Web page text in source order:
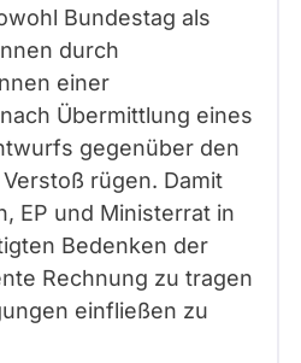
Bundestag als
durch
einer
Übermittlung eines
gegenüber den
rügen. Damit
EP und Ministerrat in
Bedenken der
Rechnung zu tragen
einfließen zu